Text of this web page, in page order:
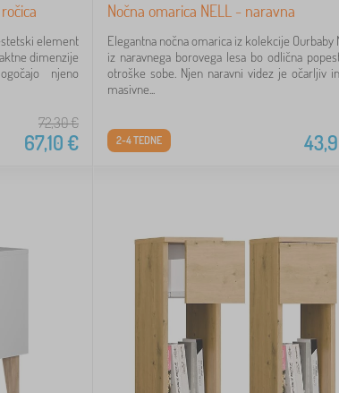
element
dimenzije
njeno
72,30€
67,10€
Nočna omarica NELL - naravna
Elegantna nočna omarica iz kolekcije Ourbaby
iz naravnega borovega lesa bo odlična
otroške sobe. Njen naravni videz je očarljiv
masivne...
2-4 TEDNE